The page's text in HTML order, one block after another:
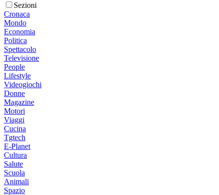
Sezioni
Cronaca
Mondo
Economia
Politica
Spettacolo
Televisione
People
Lifestyle
Videogiochi
Donne
Magazine
Motori
Viaggi
Cucina
Tgtech
E-Planet
Cultura
Salute
Scuola
Animali
Spazio